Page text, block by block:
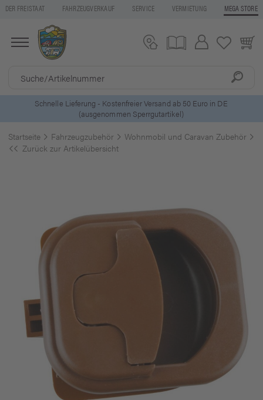
DER FREISTAAT FAHRZEUGVERKAUF SERVICE VERMIETUNG MEGA STORE
Euro in DE 5 Euro Gutschein* beiNewsletter-
Startseite Fahrzeugzubehör Wohnmobil und Caravan Zubehör
Zurück zur Artikelübersicht